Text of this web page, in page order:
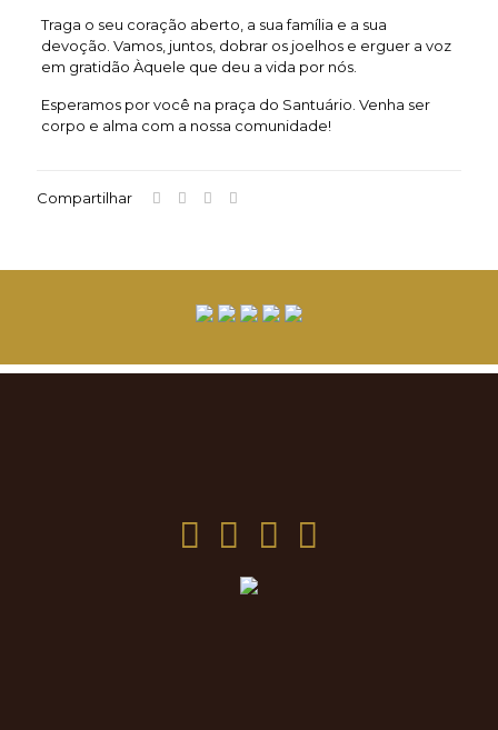
Traga o seu coração aberto, a sua família e a sua
devoção. Vamos, juntos, dobrar os joelhos e erguer a voz
em gratidão Àquele que deu a vida por nós.
Esperamos por você na praça do Santuário. Venha ser
corpo e alma com a nossa comunidade!
Compartilhar